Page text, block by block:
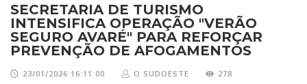
SECRETARIA DE TURISMO
INTENSIFICA OPERAÇÃO "VERÃO
SEGURO AVARÉ" PARA REFORÇAR
PREVENÇÃO DE AFOGAMENTOS
23/01/2026 16:11:00 O SUDOESTE 278